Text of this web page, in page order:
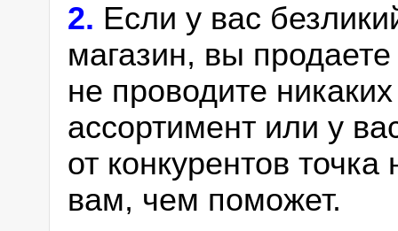
2. Если у вас
магазин, вы
не проводите
ассортимент или у
от конкурентов
вам, чем поможет.